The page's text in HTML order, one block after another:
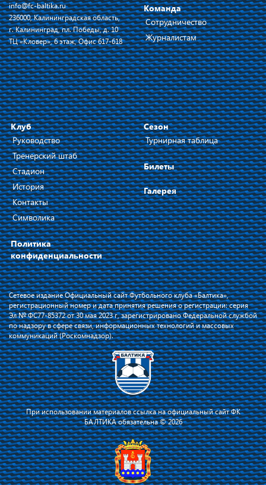
info@fc-baltika.ru
236000, Калининградская область,
г. Калининград, пл. Победы, д. 10
ТЦ «Кловер», 6 этаж, Офис 617-618
Команда
Сотрудничество
Журналистам
Клуб
Руководство
Тренерский штаб
Стадион
История
Контакты
Символика
Политика
конфиденциальности
Сезон
Турнирная таблица
Билеты
Галерея
Сетевое издание Официальный сайт Футбольного клуба «Балтика»,
регистрационный номер и дата принятия решения о регистрации: серия
Эл № ФС77-85372 от 30 мая 2023 г, зарегистрировано Федеральной службой
по надзору в сфере связи, информационных технологий и массовых
коммуникаций (Роскомнадзор).
При использовании материалов ссылка на официальный сайт ФК
БАЛТИКА обязательна © 2026